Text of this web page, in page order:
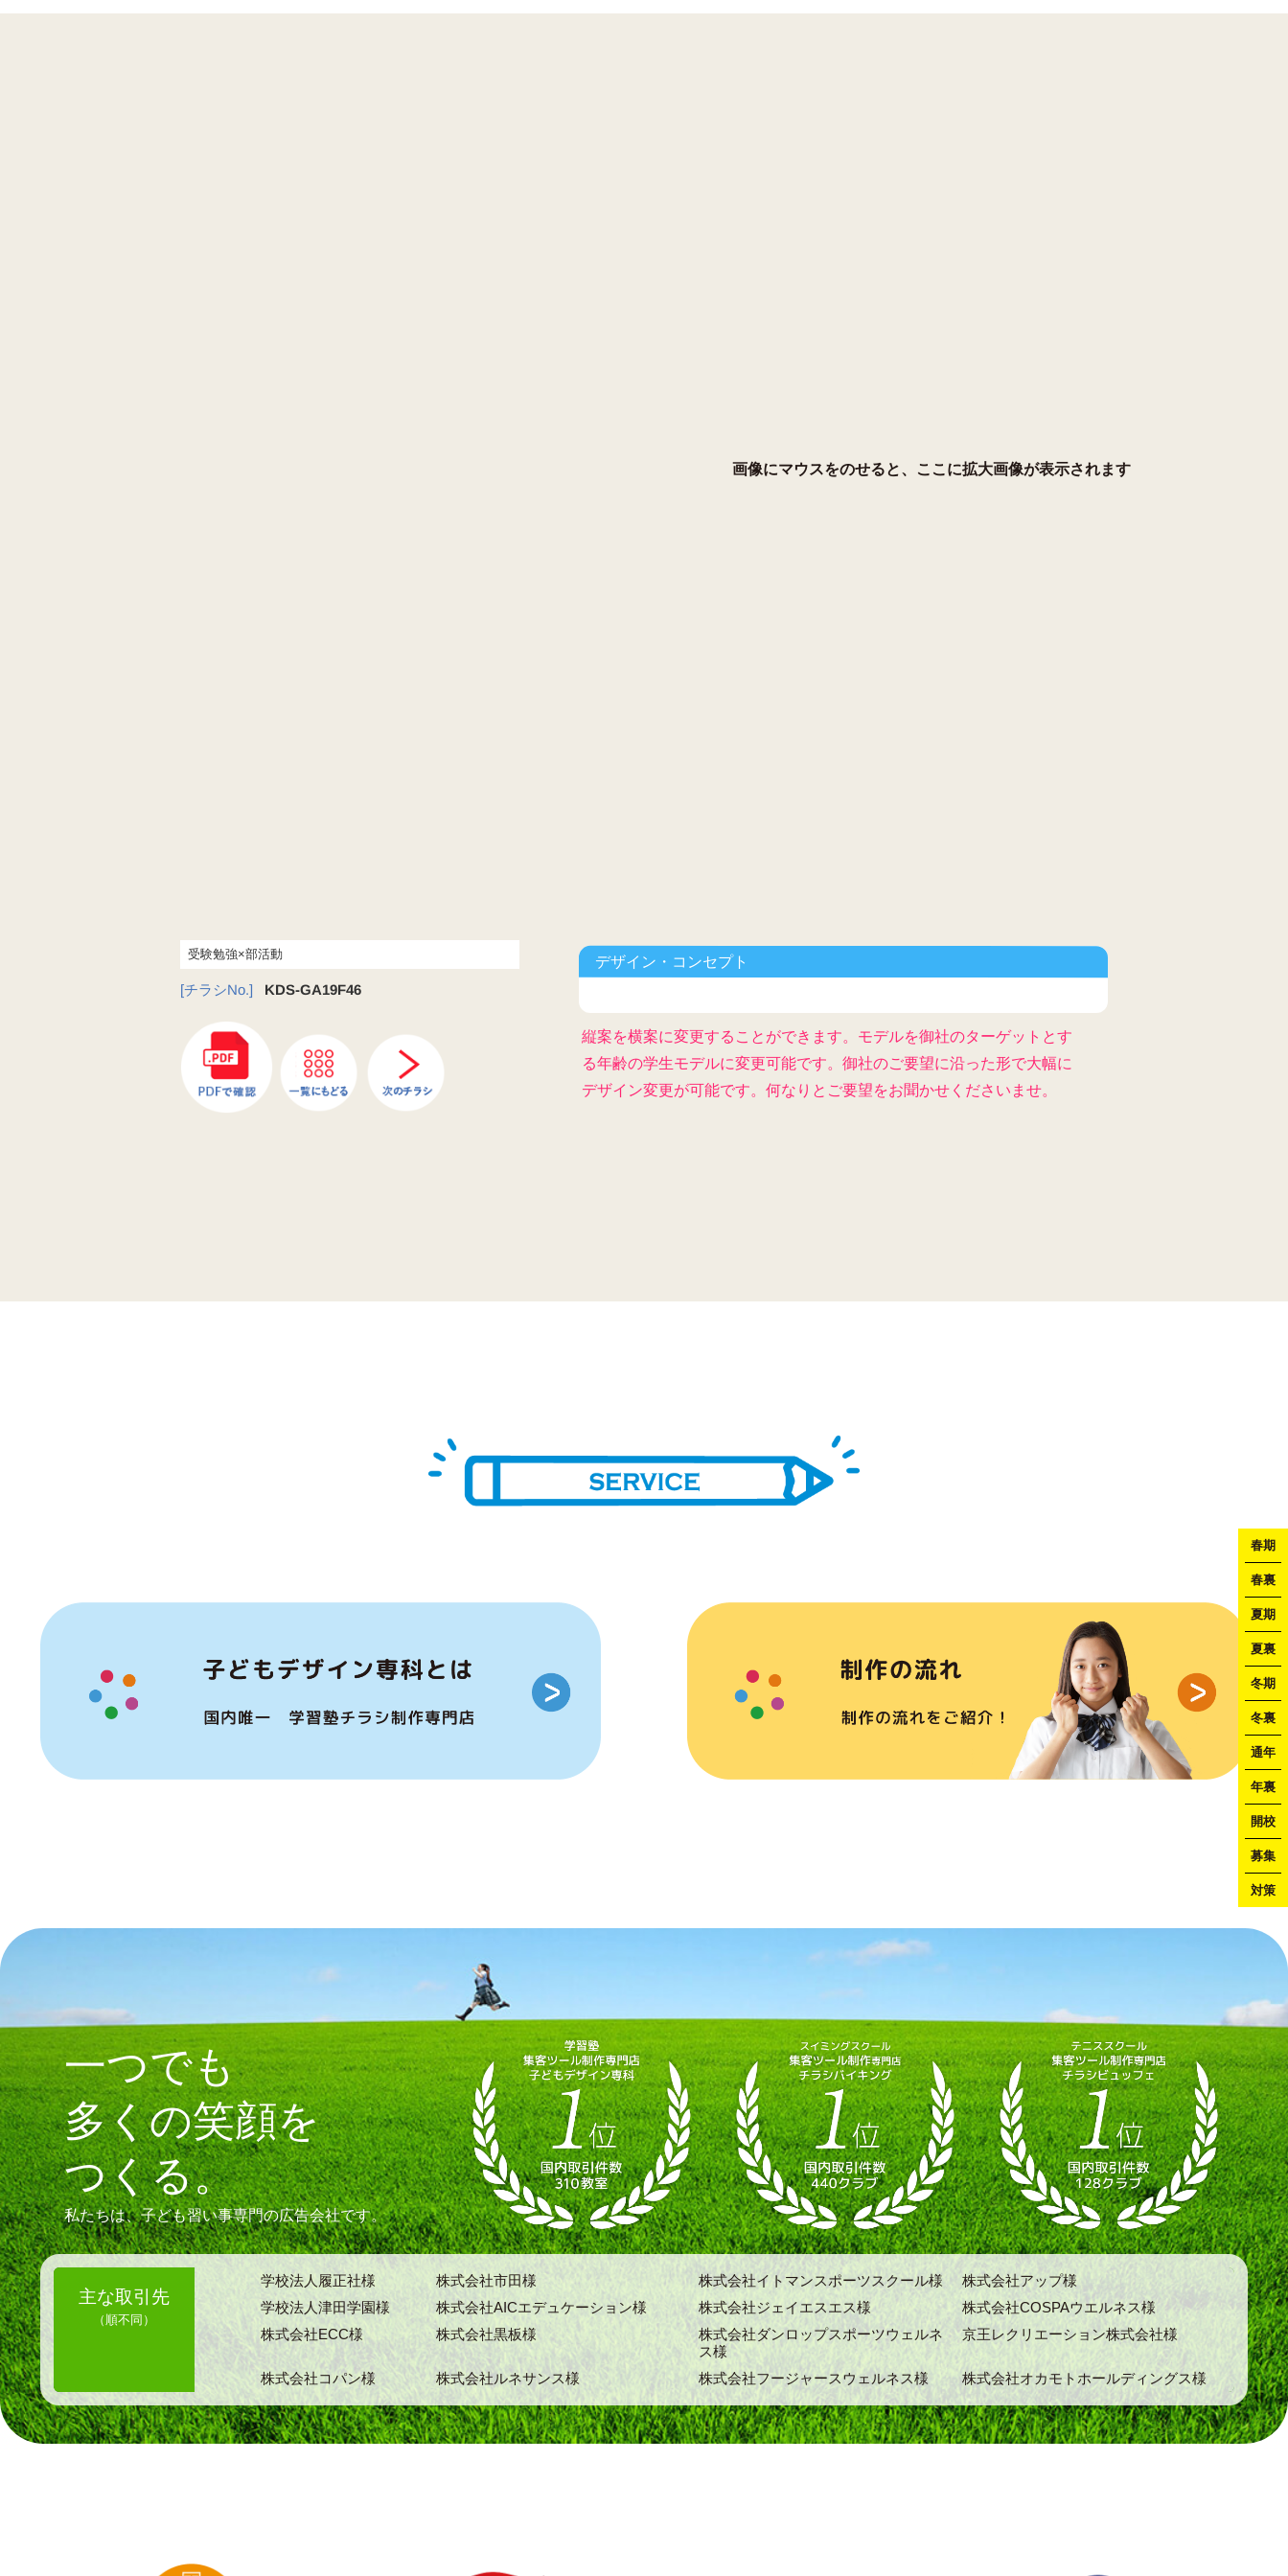
受験勉強×部活動
[チラシNo.] KDS-GA19F46
デザイン・コンセプト
縦案を横案に変更することができます。モデルを御社のターゲットとす
る年齢の学生モデルに変更可能です。御社のご要望に沿った形で大幅に
デザイン変更が可能です。何なりとご要望をお聞かせくださいませ。
一つでも
多くの笑顔を
つくる。
私たちは、子ども習い事専門の広告会社です。
主な取引先
（順不同）
学校法人履正社様 株式会社市田様 株式会社イトマンスポーツスクール様
株式会社アップ様
学校法人津田学園様
株式会社AICエデュケーション様 株式会社ジェイエスエス様
株式会社COSPAウエルネス様
株式会社ECC様
株式会社黒板様
株式会社ダンロップスポーツウェルネ
ス様
京王レクリエーション株式会社様
株式会社コパン様 株式会社ルネサンス様 株式会社フージャースウェルネス様 株式会社オカモトホールディングス様
春期
春裏
夏期
夏裏
冬期
冬裏
通年
年裏
開校
募集
対策